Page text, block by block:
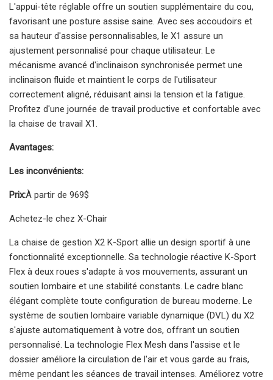
L'appui-tête réglable offre un soutien supplémentaire du cou,
favorisant une posture assise saine. Avec ses accoudoirs et
sa hauteur d'assise personnalisables, le X1 assure un
ajustement personnalisé pour chaque utilisateur. Le
mécanisme avancé d'inclinaison synchronisée permet une
inclinaison fluide et maintient le corps de l'utilisateur
correctement aligné, réduisant ainsi la tension et la fatigue.
Profitez d'une journée de travail productive et confortable avec
la chaise de travail X1.
Avantages:
Les inconvénients:
Prix:À partir de 969$
Achetez-le chez X-Chair
La chaise de gestion X2 K-Sport allie un design sportif à une
fonctionnalité exceptionnelle. Sa technologie réactive K-Sport
Flex à deux roues s'adapte à vos mouvements, assurant un
soutien lombaire et une stabilité constants. Le cadre blanc
élégant complète toute configuration de bureau moderne. Le
système de soutien lombaire variable dynamique (DVL) du X2
s'ajuste automatiquement à votre dos, offrant un soutien
personnalisé. La technologie Flex Mesh dans l'assise et le
dossier améliore la circulation de l'air et vous garde au frais,
même pendant les séances de travail intenses. Améliorez votre